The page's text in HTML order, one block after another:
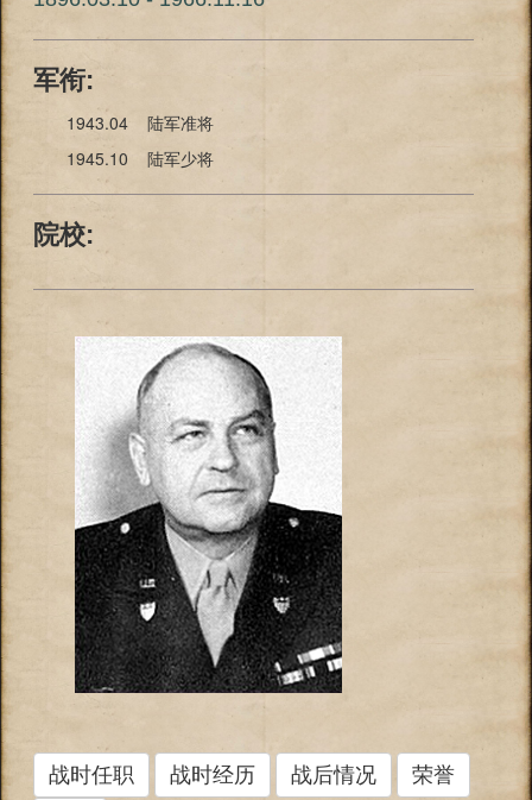
军衔:
1943.04 陆军准将
1945.10 陆军少将
院校:
战时任职 战时经历 战后情况
荣誉